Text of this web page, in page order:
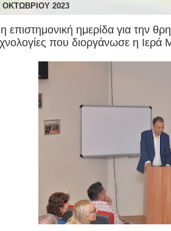
2023
επιστημονική ημερίδα για την
που διοργάνωσε η Ιερά